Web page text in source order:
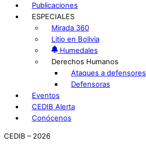
Publicaciones
ESPECIALES
Mirada 360
Litio en Bolivia
Humedales
Derechos Humanos
Ataques a defensores
Defensoras
Eventos
CEDIB Alerta
Conócenos
CEDIB – 2026